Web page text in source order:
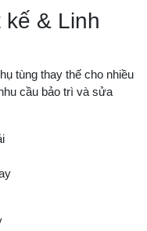
& Linh
tùng thay thế cho nhiều
cầu bảo trì và sửa